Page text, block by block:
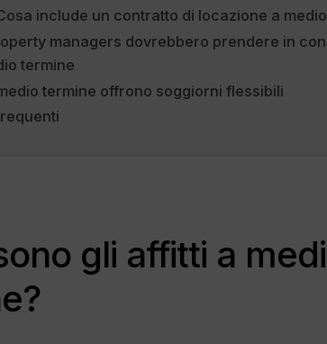
include un contratto di locazione a
managers dovrebbero prendere in
termine
termine offrono soggiorni flessibili
gli affitti a